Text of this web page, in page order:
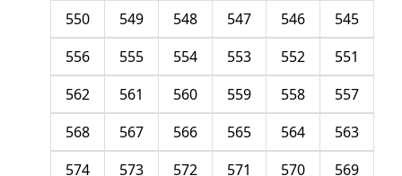
545
546
547
548
549
550
551
552
553
554
555
556
557
558
559
560
561
562
563
564
565
566
567
568
569
570
571
572
573
574